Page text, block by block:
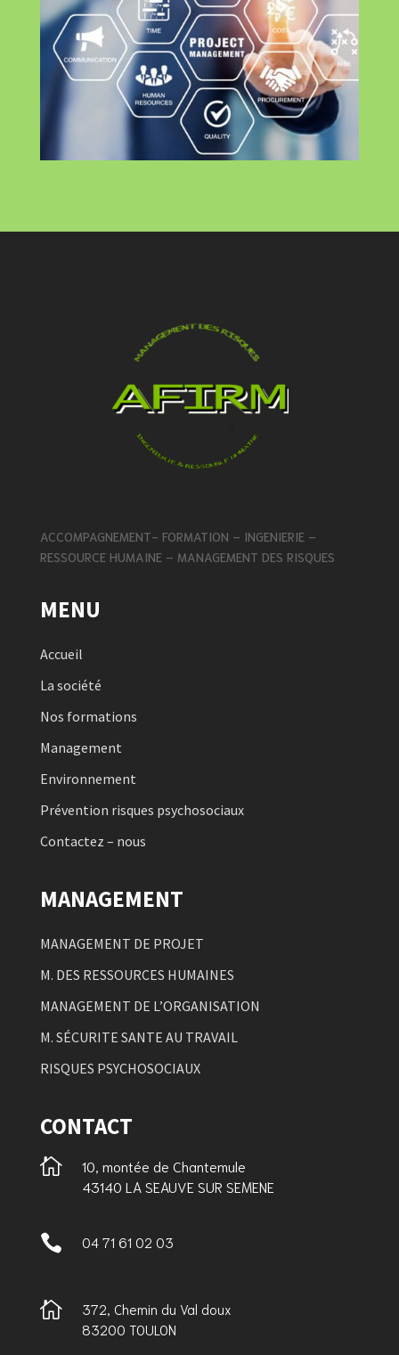
ACCOMPAGNEMENT- FORMATION – INGENIERIE –
RESSOURCE HUMAINE – MANAGEMENT DES RISQUES
MENU
Accueil
La société
Nos formations
Management
Environnement
Prévention risques psychosociaux
Contactez – nous
MANAGEMENT
MANAGEMENT DE PROJET
M. DES RESSOURCES HUMAINES
MANAGEMENT DE L’ORGANISATION
M. SÉCURITE SANTE AU TRAVAIL
RISQUES PSYCHOSOCIAUX
CONTACT

10, montée de Chantemule
43140 LA SEAUVE SUR SEMENE
 04 71 61 02 03

372, Chemin du Val doux
83200 TOULON